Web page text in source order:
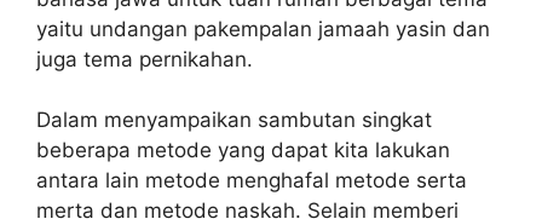
yaitu undangan pakempalan jamaah yasin dan
juga tema pernikahan.
Dalam menyampaikan sambutan singkat
beberapa metode yang dapat kita lakukan
antara lain metode menghafal metode serta
merta dan metode naskah. Selain memberi